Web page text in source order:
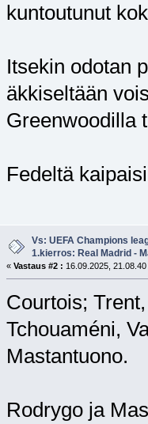
kuntoutunut
Itsekin odotan
äkkiseltään
Greenwoodilla
Fedeltä
Vs: UEFA Champions
1.kierros: Real Madrid -
« Vastaus #2 : 16.09.2025, 21.08.40
Courtois;
Tchouaméni,
Mastantuono.
Rodrygo ja